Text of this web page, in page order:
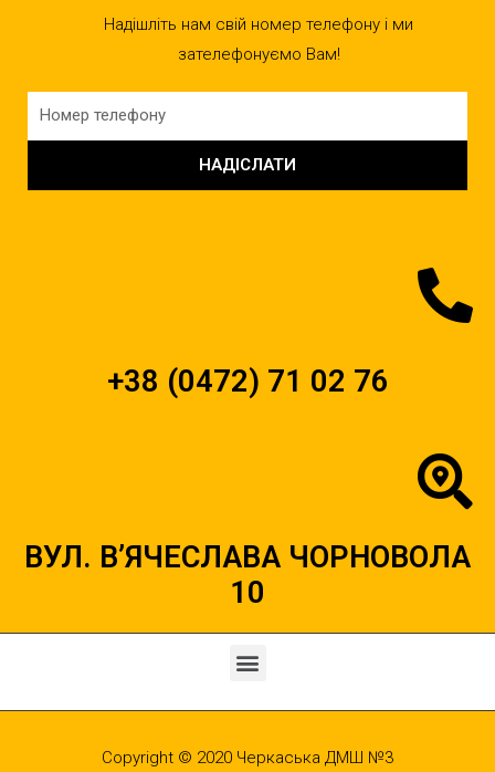
Надішліть нам свій номер телефону і ми
зателефонуємо Вам!
НАДІСЛАТИ
+38 (0472) 71 02 76
ВУЛ. В’ЯЧЕСЛАВА ЧОРНОВОЛА
10
Copyright © 2020 Черкаська ДМШ №3